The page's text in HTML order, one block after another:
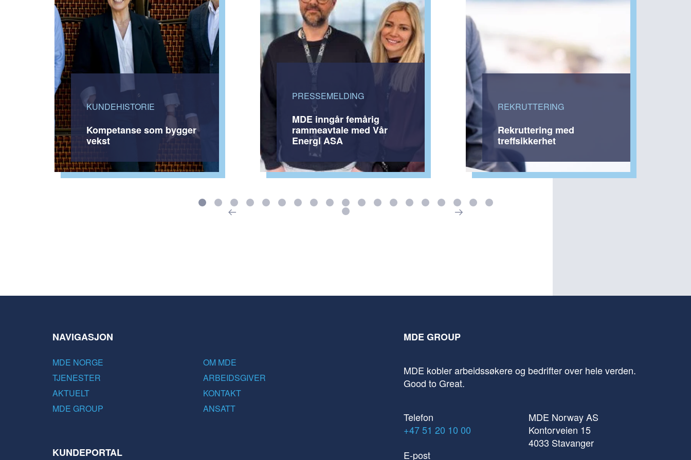
KUNDEHISTORIE
Kompetanse som bygger
vekst
PRESSEMELDING
MDE inngår femårig
rammeavtale med Vår
Energi ASA
REKRUTTERING
Rekruttering med
treffsikkerhet
NAVIGASJON MDE GROUP
MDE NORGE
OM MDE
TJENESTER
ARBEIDSGIVER
AKTUELT
KONTAKT
MDE GROUP
ANSATT
KUNDEPORTAL
MDE kobler arbeidssøkere og bedrifter over hele verden.
Good to Great.
Telefon
+47 51 20 10 00
E-post
MDE Norway AS
Kontorveien 15
4033 Stavanger